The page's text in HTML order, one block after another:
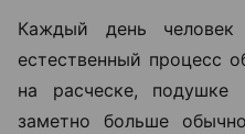
Каждый день
естественный процесс
на расческе,
заметно больше